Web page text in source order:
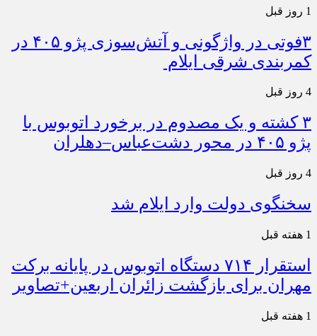
1 روز قبل
۳فوتی در واژگونی و آتش‌سوزی پژو ۴۰۵ در
کمربندی شرقی ایلام
4 روز قبل
۳ کشته و یک مصدوم در برخورد اتوبوس با
پژو ۴۰۵ در محور دشت‌عباس–دهلران
4 روز قبل
سخنگوی دولت وارد ایلام شد
1 هفته قبل
استقرار ۷۱۴ دستگاه اتوبوس در پایانه برکت
مهران برای بازگشت زائران اربعین+تصاویر
1 هفته قبل